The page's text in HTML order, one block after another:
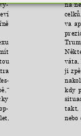
-
-
-
na
celků,
va
váta,
ji
kdy
takt,
nebo